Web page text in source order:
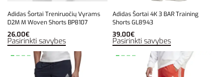
Adidas Šortai Treniruočių Vyrams
D2M M Woven Shorts BP8107
26,00€
Pasirinkti savybes
Adidas Šortai 4K 3 BAR Training
Shorts GL8943
39,00€
Pasirinkti savybes